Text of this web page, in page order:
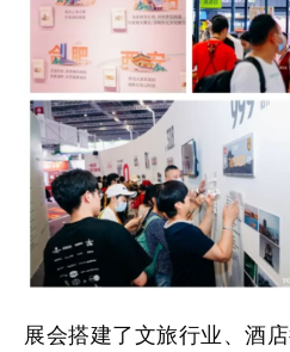
展会搭建了文旅行业、酒